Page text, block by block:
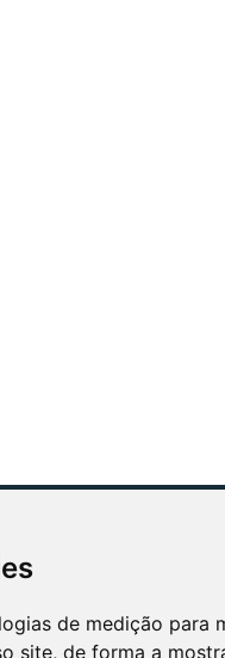
de medição para
site, de forma a